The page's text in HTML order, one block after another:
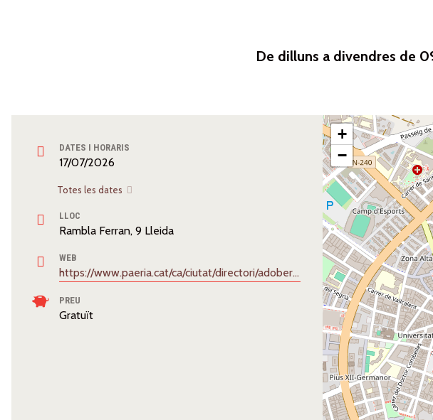
De dilluns a divendres de
DATES I HORARIS
17/07/2026
Totes les dates
LLOC
Rambla Ferran, 9 Lleida
WEB
https://www.paeria.cat/ca/ciutat/directori/adoberies
PREU
Gratuït
+
−